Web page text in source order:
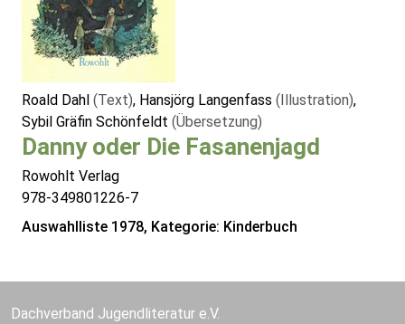
Roald Dahl (Text), Hansjörg Langenfass (Illustration),
Sybil Gräfin Schönfeldt (Übersetzung)
Danny oder Die Fasanenjagd
Rowohlt Verlag
978-349801226-7
Auswahlliste 1978, Kategorie: Kinderbuch
Dachverband Jugendliteratur e.V.